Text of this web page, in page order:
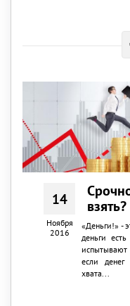
14
Ноября
2016
взять?
«Деньги!» -
деньги
если
хвата...